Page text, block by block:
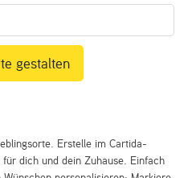
Erstelle im Cartida-
dich und dein Zuhause. Einfach
gestalten